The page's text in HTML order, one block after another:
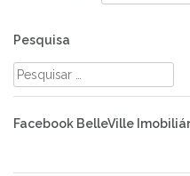
Pesquisa
Pesquisar
por:
Facebook BelleVille